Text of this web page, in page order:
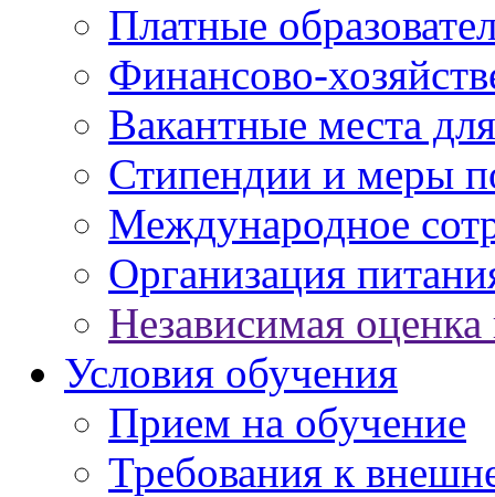
Платные
Финансово-
Вакантные места
Стипендии и меры
Международное
Организация
Независимая оценка
Условия обучения
Прием на обучение
Требования к